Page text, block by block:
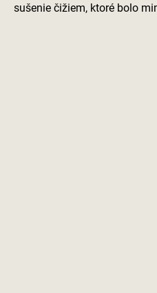
sušenie čižiem, ktoré bolo